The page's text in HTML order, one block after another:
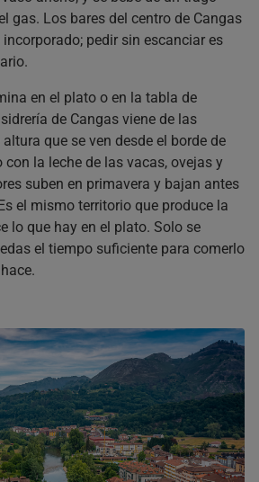
gas. Los bares del centro de Cangas
pedir sin escanciar es
en el plato o en la tabla de
de Cangas viene de las
que se ven desde el borde de
la leche de las vacas, ovejas y
suben en primavera y bajan antes
el mismo territorio que produce la
lo que hay en el plato. Solo se
el tiempo suficiente para comerlo